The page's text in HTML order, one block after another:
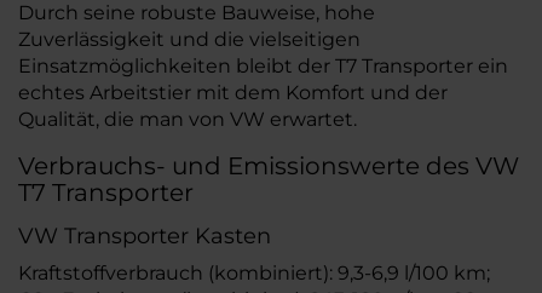
Durch seine robuste Bauweise, hohe
Zuverlässigkeit und die vielseitigen
Einsatzmöglichkeiten bleibt der T7 Transporter ein
echtes Arbeitstier mit dem Komfort und der
Qualität, die man von VW erwartet.
Verbrauchs- und Emissionswerte des VW
T7 Transporter
VW Transporter Kasten
Kraftstoffverbrauch (kombiniert): 9,3-6,9 l/100 km;